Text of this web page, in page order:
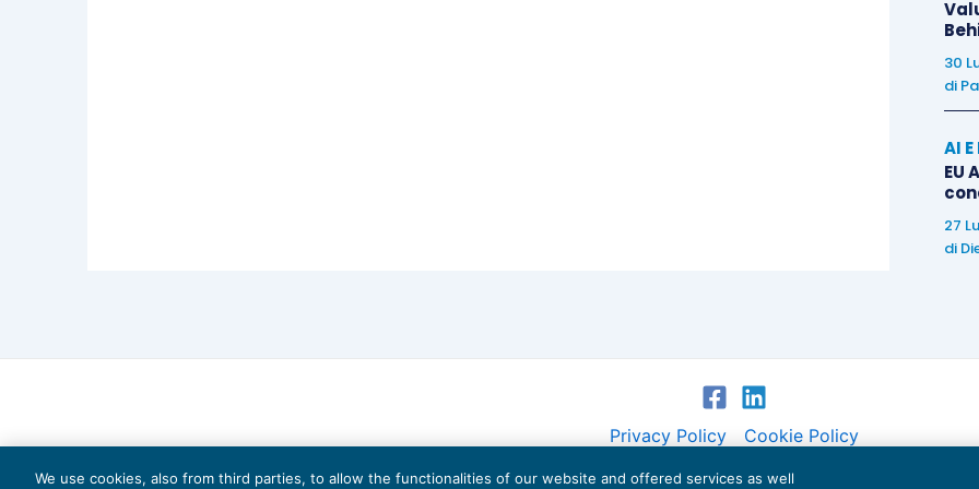
30
di
AI
EU
27
di
Privacy Policy Cookie Policy
Euroconference NEWS è una testata registrata al Tribunale di Milano Reg. n. 8556/2026
We use cookies, also from third parties, to allow the functionalities of our website and offered services as well